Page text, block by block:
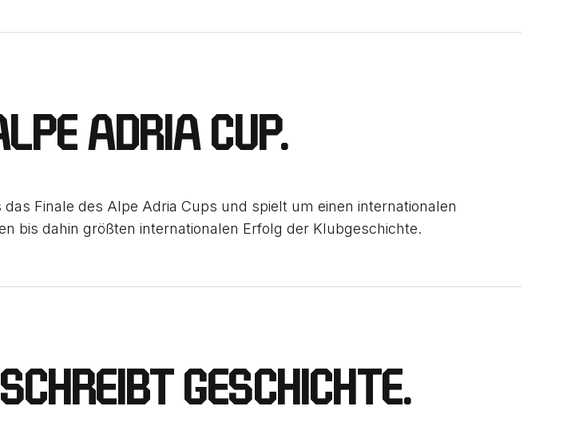
ADRIA CUP.
Finale des Alpe Adria Cups und spielt um einen internationalen
bis dahin größten internationalen Erfolg der Klubgeschichte.
GESCHICHTE.